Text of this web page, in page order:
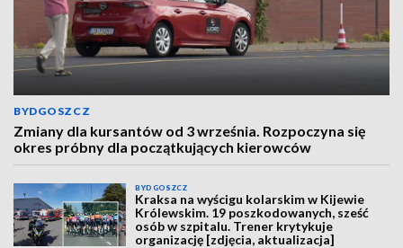
BYDGOSZCZ
Zmiany dla kursantów od 3 września. Rozpoczyna się
okres próbny dla początkujących kierowców
BYDGOSZCZ
Kraksa na wyścigu kolarskim w Kijewie
Królewskim. 19 poszkodowanych, sześć
osób w szpitalu. Trener krytykuje
organizację [zdjęcia, aktualizacja]